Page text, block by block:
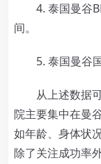
4. 泰国曼谷
间。
5. 泰国曼谷国
从上述数据可
院主要集中在曼
如年龄、身体状
除了关注成功率